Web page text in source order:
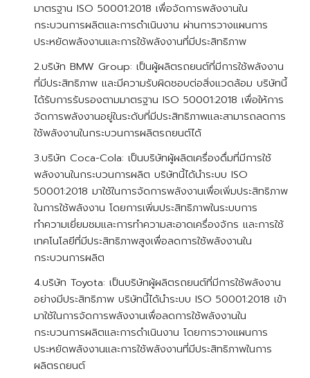
มาตรฐาน ISO 50001:2018 เพื่อจัดการพลังงานใน
กระบวนการผลิตและการดำเนินงาน ผ่านการวางแผนการ
ประหยัดพลังงานและการใช้พลังงานที่มีประสิทธิภาพ
2.บริษัท BMW Group: เป็นผู้ผลิตรถยนต์ที่มีการใช้พลังงาน
ที่มีประสิทธิภาพ และมีความรับผิดชอบต่อสิ่งแวดล้อม บริษัทนี้
ได้รับการรับรองตามมาตรฐาน ISO 50001:2018 เพื่อให้การ
จัดการพลังงานอยู่ในระดับที่มีประสิทธิภาพและสามารถลดการ
ใช้พลังงานในกระบวนการผลิตรถยนต์ได้
3.บริษัท Coca-Cola: เป็นบริษัทผู้ผลิตเครื่องดื่มที่มีการใช้
พลังงานในกระบวนการผลิต บริษัทนี้ได้นำระบบ ISO
50001:2018 มาใช้ในการจัดการพลังงานเพื่อเพิ่มประสิทธิภาพ
ในการใช้พลังงาน โดยการเพิ่มประสิทธิภาพในระบบการ
ทำความเยี่ยมชมและการทำความสะอาดเครื่องจักร และการใช้
เทคโนโลยีที่มีประสิทธิภาพสูงเพื่อลดการใช้พลังงานใน
กระบวนการผลิต
4.บริษัท Toyota: เป็นบริษัทผู้ผลิตรถยนต์ที่มีการใช้พลังงาน
อย่างมีประสิทธิภาพ บริษัทนี้ได้นำระบบ ISO 50001:2018 เข้า
มาใช้ในการจัดการพลังงานเพื่อลดการใช้พลังงานใน
กระบวนการผลิตและการดำเนินงาน โดยการวางแผนการ
ประหยัดพลังงานและการใช้พลังงานที่มีประสิทธิภาพในการ
ผลิตรถยนต์